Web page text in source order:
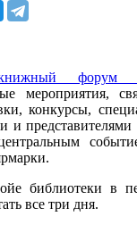
форум
мероприятия,
конкурсы,
и представителями
библиотеки в
все три дня.